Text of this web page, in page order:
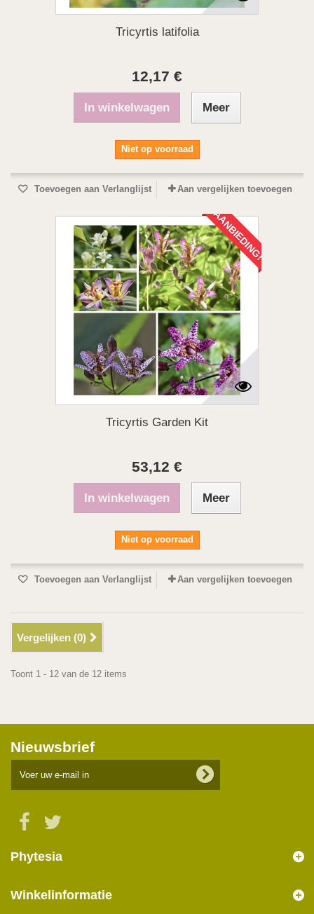
Tricyrtis latifolia
12,17 €
In winkelwagen Meer
Niet op voorraad
Toevoegen aan Verlanglijst Aan vergelijken toevoegen
AANBIEDING!
Tricyrtis Garden Kit
53,12 €
In winkelwagen Meer
Niet op voorraad
Toevoegen aan Verlanglijst Aan vergelijken toevoegen
Vergelijken (0)
Toont 1 - 12 van de 12 items
Nieuwsbrief
Phytesia
Winkelinformatie